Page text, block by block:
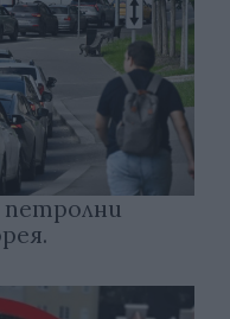
петролни